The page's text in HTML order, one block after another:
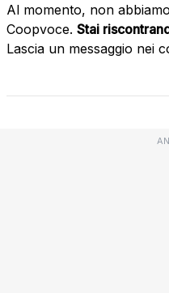
Al momento, non
Coopvoce. Stai
Lascia un messaggio nei